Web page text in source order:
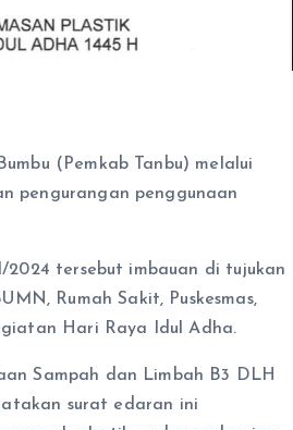
(Pemkab Tanbu) melalui
pengurangan penggunaan
2024 tersebut imbauan di tujukan
Rumah Sakit, Puskesmas,
Hari Raya Idul Adha.
Sampah dan Limbah B3 DLH
surat edaran ini